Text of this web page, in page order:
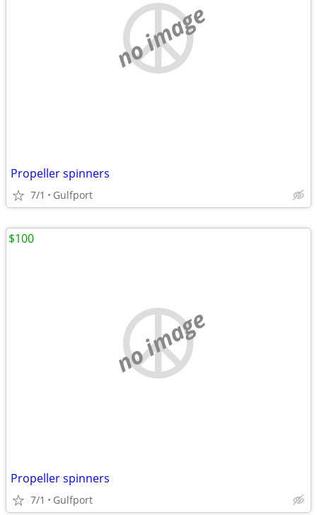
no image
Propeller spinners
7/1 Gulfport
no image
Propeller spinners
7/1 Gulfport
$100